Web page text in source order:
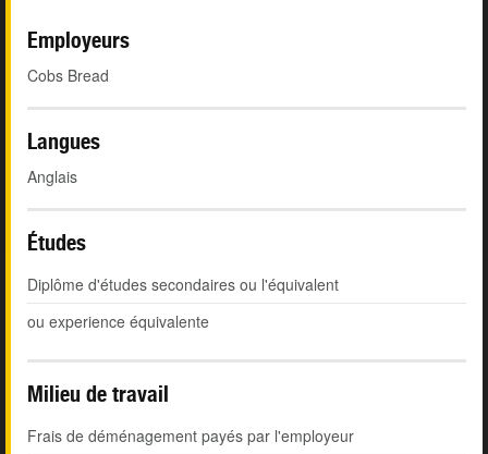
Employeurs
Cobs Bread
Langues
Anglais
Études
Diplôme d'études secondaires ou l'équivalent
ou experience équivalente
Milieu de travail
Frais de déménagement payés par l'employeur